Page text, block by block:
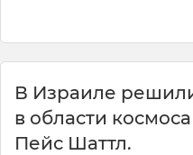
В Израиле
в области
Пейс Шаттл.